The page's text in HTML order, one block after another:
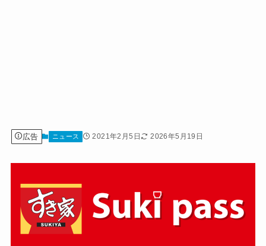
広告 ニュース 2021年2月5日 2026年5月19日